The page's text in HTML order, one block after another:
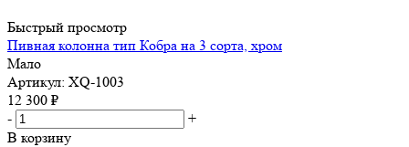
Быстрый просмотр
Пивная колонна тип Кобра на 3 сорта, хром
Мало
Артикул: XQ-1003
12 300 ₽
-
+
В корзину